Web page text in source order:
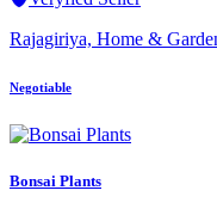
Rajagiriya, Home &
Negotiable
Bonsai Plants